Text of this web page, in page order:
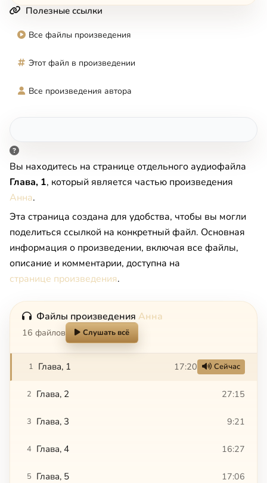
Полезные ссылки
Все файлы произведения
Этот файл в произведении
Все произведения автора
Вы находитесь на странице отдельного аудиофайла
Глава, 1, который является частью произведения
Анна.
Эта страница создана для удобства, чтобы вы могли
поделиться ссылкой на конкретный файл. Основная
информация о произведении, включая все файлы,
описание и комментарии, доступна на
странице произведения.
Файлы произведения Анна
16 файлов Слушать всё
1 Глава, 1 17:20 Сейчас
2 Глава, 2 27:15
3 Глава, 3 9:21
4 Глава, 4 16:27
5 Глава, 5 17:06